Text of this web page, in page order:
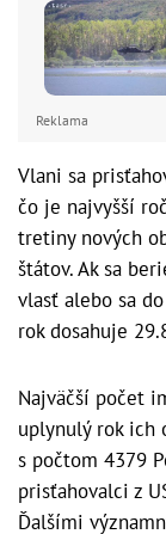
Reklama
Vlani sa
čo je najvyšší
tretiny nových
štátov. Ak sa
vlasť alebo sa
rok dosahuje
Najväčší počet
uplynulý rok ich
s počtom 4379
prisťahovalci z
Ďalšími